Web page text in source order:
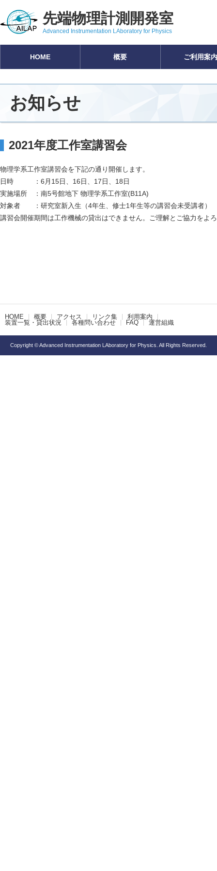
先端物理計測開発室
Advanced Instrumentation LAboratory for Physics
HOME 概要 ご利用案
お知らせ
2021年度工作室講習会
物理学系工作室講習会を下記の通り開催します。
日時 ：6月15日、16日、17日、18日
実施場所 ：南5号館地下 物理学系工作室(B11A)
対象者 ：研究室新入生（4年生、修士1年生等の講習会未受講者）
講習会開催期間は工作機械の貸出はできません。ご理解とご協力をよ
HOME 概要 アクセス リンク集
利用案内
装置一覧・貸出状況
各種問い合わせ FAQ 運営組織
Copyright © Advanced Instrumentation LAboratory for Physics. All Rights Reserved.